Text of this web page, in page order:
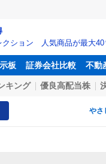
クション 人気商品が最大40
板 証券会社比較 不動
キング 優良高配当株
やさ